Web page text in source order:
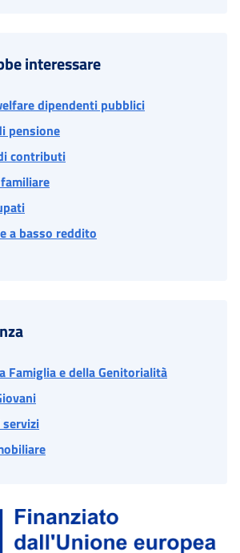
interessare
dipendenti pubblici
pensione
contributi
a basso reddito
Famiglia e della Genitorialità
servizi